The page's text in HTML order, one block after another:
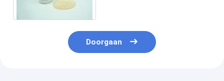
Doorgaan